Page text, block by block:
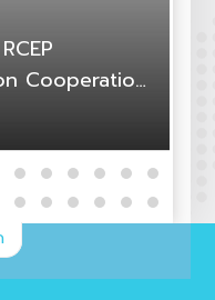
Cooperation